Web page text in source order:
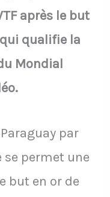
après le but
qualifie la
Mondial
par
se permet une
but en or de